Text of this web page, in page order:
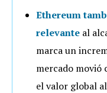
Ethereum
relevante al
marca un
mercado movió
el valor global